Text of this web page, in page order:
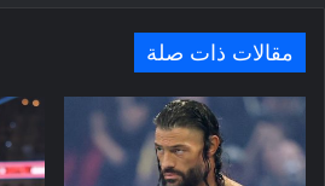
مقالات ذات صلة